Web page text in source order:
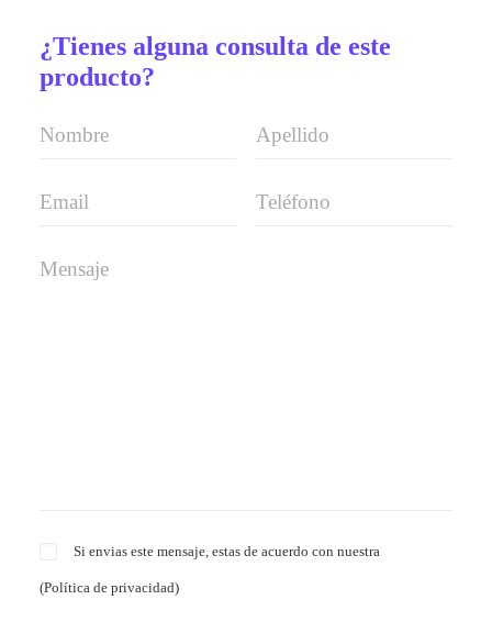
¿Tienes alguna consulta de este
producto?
Si envias este mensaje, estas de acuerdo con nuestra
(Política de privacidad)